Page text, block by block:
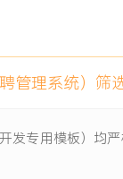
台因软件架构耦合
度评分仅XX分；
管理系统）筛
发专用模板）均